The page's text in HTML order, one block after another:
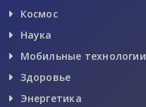
Космос
Наука
Мобильные технологии
Здоровье
Энергетика